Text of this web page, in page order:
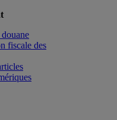
fiscale des